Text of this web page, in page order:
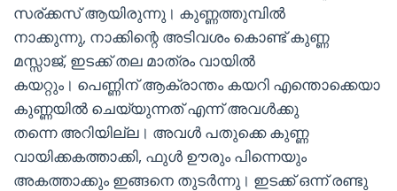
സര്ക്കസ് ആയിരുന്നു। കുണ്ണത്തുമ്പിൽ
നാക്കുന്നു, നാക്കിന്റെ അടിവശം കൊണ്ട് കുണ്ണ
മസ്സാജ്, ഇടക്ക് തല മാത്രം വായിൽ
കയറ്റും। പെണ്ണിന് ആക്രാന്തം കയറി എന്തൊക്കെയാ
കുണ്ണയിൽ ചെയ്യുന്നത് എന്ന് അവൾക്കു
തന്നെ അറിയില്ല। അവൾ പതുക്കെ കുണ്ണ
വായിക്കകത്താക്കി, ഫുൾ ഊരും പിന്നെയും
അകത്താക്കും ഇങ്ങനെ തുടർന്നു। ഇടക്ക് ഒന്ന് രണ്ടു